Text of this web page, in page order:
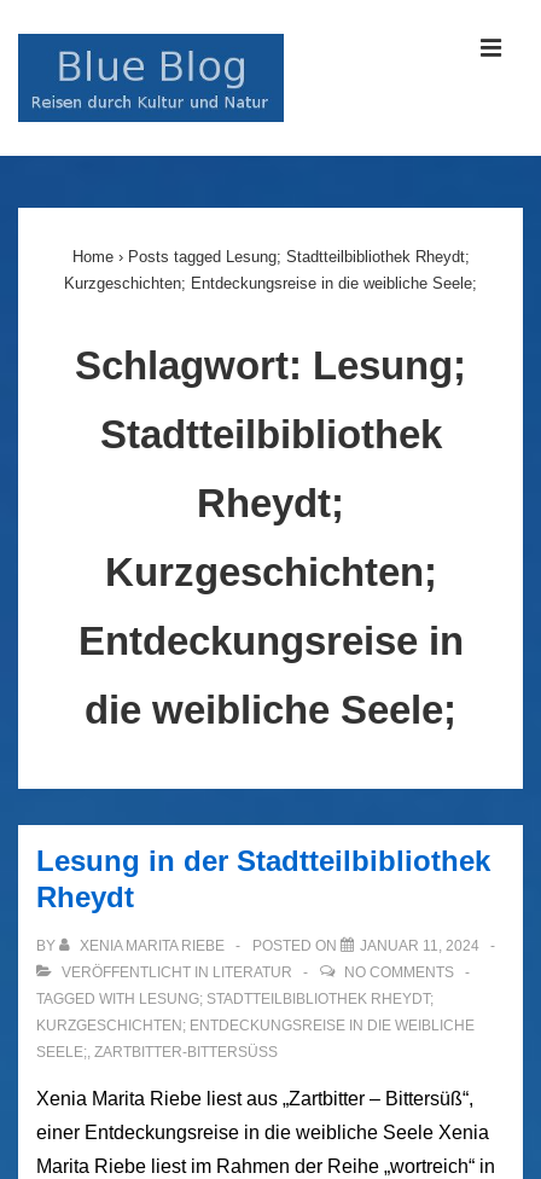
Navigation
Home › Posts tagged Lesung; Stadtteilbibliothek Rheydt;
Kurzgeschichten; Entdeckungsreise in die weibliche Seele;
Schlagwort: Lesung;
Stadtteilbibliothek
Rheydt;
Kurzgeschichten;
Entdeckungsreise in
die weibliche Seele;
Lesung in der Stadtteilbibliothek
Rheydt
BY XENIA MARITA RIEBE POSTED ON
JANUAR 11, 2024
VERÖFFENTLICHT IN LITERATUR
NO COMMENTS
TAGGED WITH LESUNG; STADTTEILBIBLIOTHEK RHEYDT;
KURZGESCHICHTEN; ENTDECKUNGSREISE IN DIE WEIBLICHE
SEELE;, ZARTBITTER-BITTERSÜSS
Xenia Marita Riebe liest aus „Zartbitter – Bittersüß“,
einer Entdeckungsreise in die weibliche Seele Xenia
Marita Riebe liest im Rahmen der Reihe „wortreich“ in